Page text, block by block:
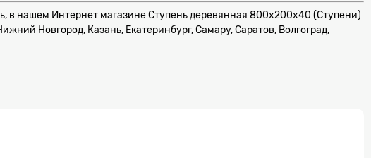
в нашем Интернет магазине Ступень деревянная 800x200x40 (Ступени)
Новгород, Казань, Екатеринбург, Самару, Саратов, Волгоград,